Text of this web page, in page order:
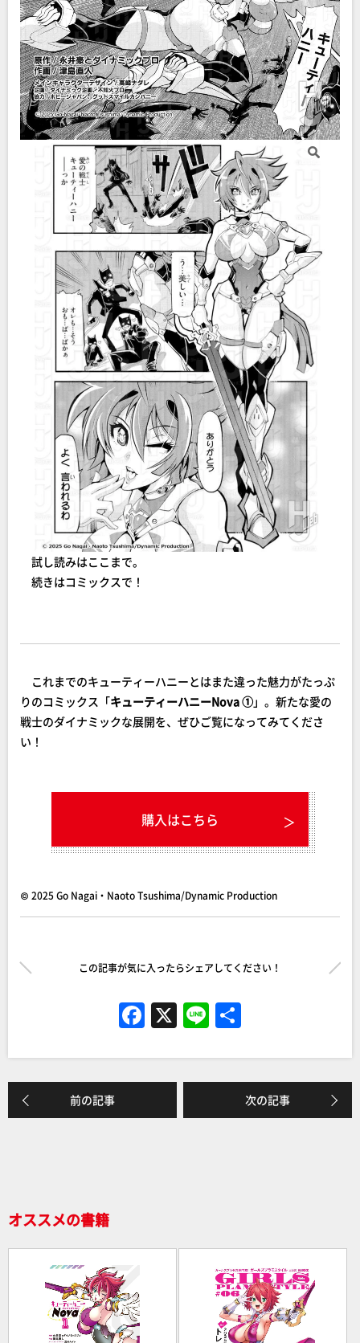
試し読みはここまで。
続きはコミックスで！
これまでのキューティーハニーとはまた違った魅力がたっぷ
りのコミックス「キューティーハニーNova ①」。新たな愛の
戦士のダイナミックな展開を、ぜひご覧になってみてくださ
い！
購入はこちら
© 2025 Go Nagai・Naoto Tsushima/Dynamic Production
この記事が気に入ったらシェアしてください！
F
c
e
b
X Li
e
前の記事 次の記事
オススメの書籍